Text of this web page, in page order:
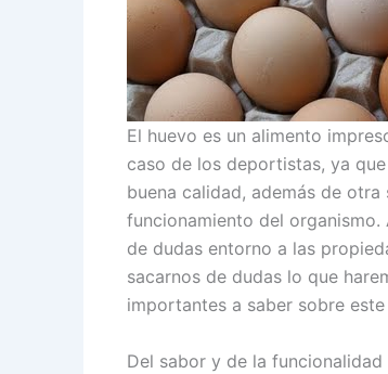
El huevo es un alimento
caso de los deportistas, ya
buena calidad, además de
funcionamiento del
de dudas entorno a las
sacarnos de dudas lo que
importantes a saber sobre
Del sabor y de la